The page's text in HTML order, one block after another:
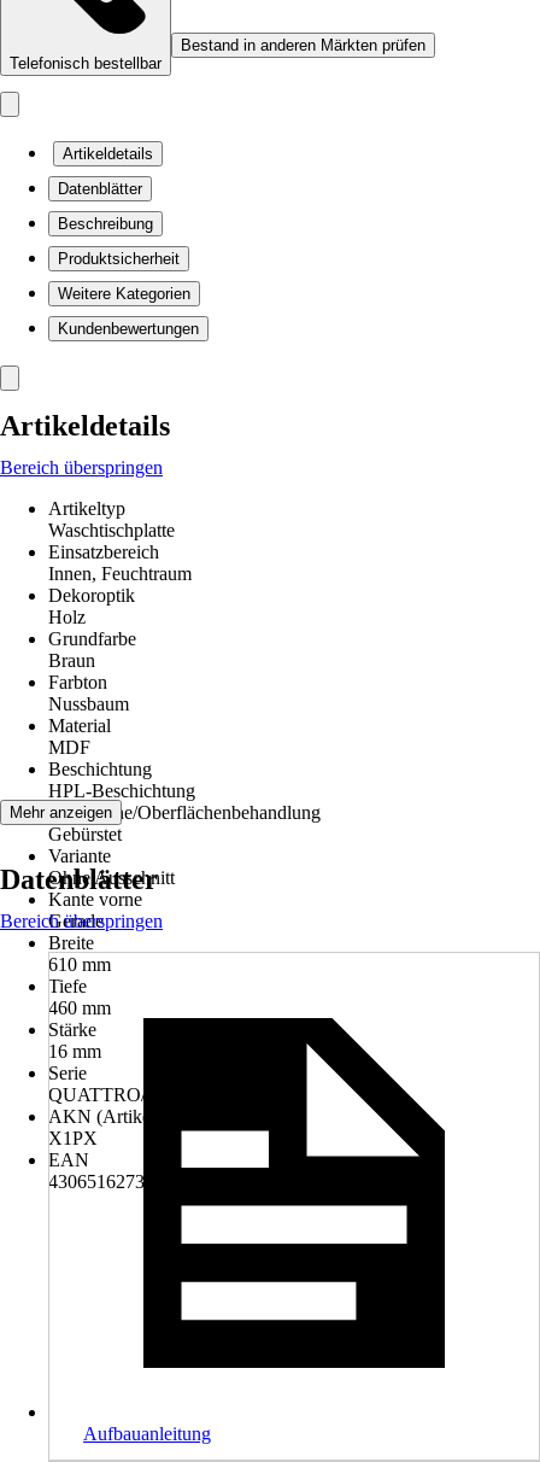
Telefonisch bestellbar
Bestand in anderen Märkten prüfen
Artikeldetails
Datenblätter
Beschreibung
Produktsicherheit
Weitere Kategorien
Kundenbewertungen
Artikeldetails
Bereich überspringen
Artikeltyp
Waschtischplatte
Einsatzbereich
Innen, Feuchtraum
Dekoroptik
Holz
Grundfarbe
Braun
Farbton
Nussbaum
Material
MDF
Beschichtung
HPL-Beschichtung
Oberfläche/Oberflächenbehandlung
Gebürstet
Variante
Ohne Ausschnitt
Kante vorne
Gerade
Breite
610 mm
Tiefe
460 mm
Stärke
16 mm
Serie
QUATTRO/NOVE
AKN (Artikelkurznummer)
X1PX
EAN
4306516273188, 8003964556042
Mehr anzeigen
Datenblätter
Bereich überspringen
Aufbauanleitung